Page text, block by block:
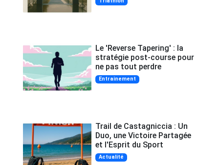
Le 'Reverse Tapering' : la
stratégie post-course pour
ne pas tout perdre
Entrainement
Trail de Castagniccia : Un
Duo, une Victoire Partagée
et l'Esprit du Sport
Actualité